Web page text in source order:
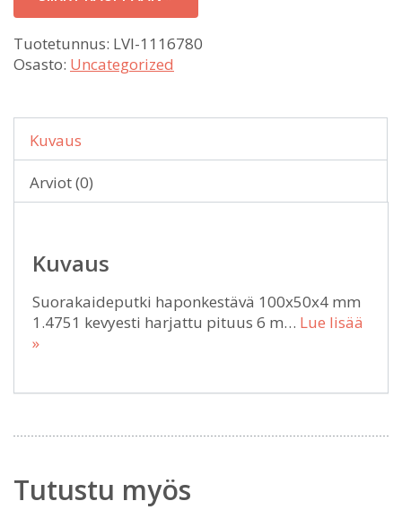
Tuotetunnus: LVI-1116780
Osasto: Uncategorized
Kuvaus
Arviot (0)
Kuvaus
Suorakaideputki haponkestävä 100x50x4 mm
1.4751 kevyesti harjattu pituus 6 m… Lue lisää
»
Tutustu myös